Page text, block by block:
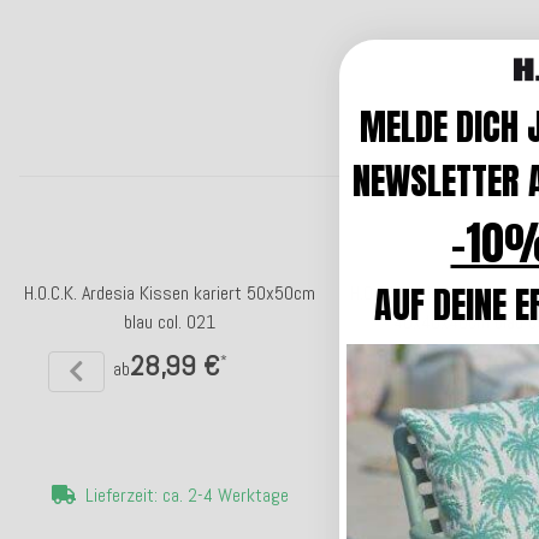
H.O.C.K. Ardesia Kissen kariert 50x50cm
blau col. 021
ab28,99 €*
Lieferzeit: ca. 2-4 Werktage
H.O.C.K. Ardesia Bean
40x40x40cm blau
83,99 €*
Lieferzeit: ca. 14
MELDE DICH
NEWSLETTER
-
AUF DEINE